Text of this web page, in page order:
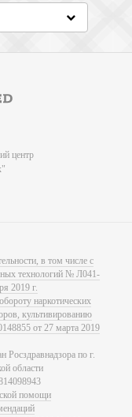
центр
в том числе с
технологий № Л041-
2019 г.
наркотических
культивированию
от 27 марта 2019
Росздравнадзора по г.
области
помощи